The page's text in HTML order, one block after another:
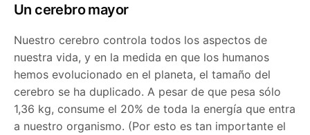
Un cerebro mayor
Nuestro cerebro controla todos los aspectos de
nuestra vida, y en la medida en que los humanos
hemos evolucionado en el planeta, el tamaño del
cerebro se ha duplicado. A pesar de que pesa sólo
1,36 kg, consume el 20% de toda la energía que entra
a nuestro organismo. (Por esto es tan importante el